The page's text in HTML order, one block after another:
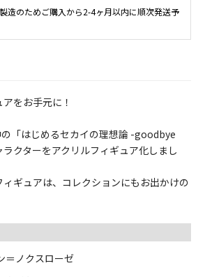
造のためご購入から2-4ヶ月以内に順次発送予
をお手元に！
「はじめるセカイの理想論 -goodbye
クターをアクリルフィギュア化しまし
ギュアは、コレクションにもお出かけの
＝ノクスローゼ